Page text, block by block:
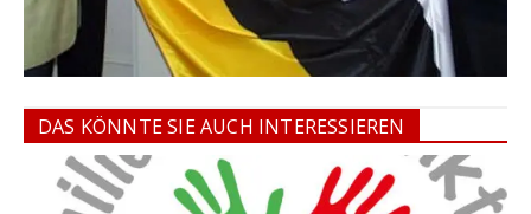
DAS KÖNNTE SIE AUCH INTERESSIEREN